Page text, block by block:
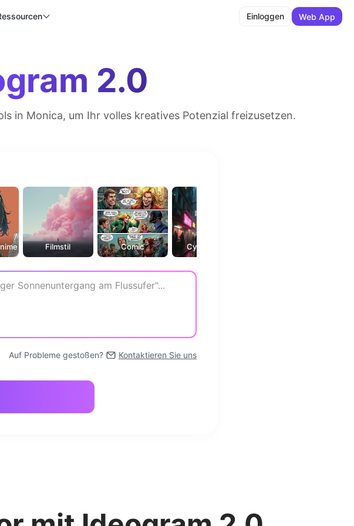
Einloggen Web App
2.0
in Monica, um Ihr volles kreatives Potenzial freizusetzen.
Filmstil Comic Cyberpunk
Auf Probleme gestoßen? Kontaktieren Sie uns